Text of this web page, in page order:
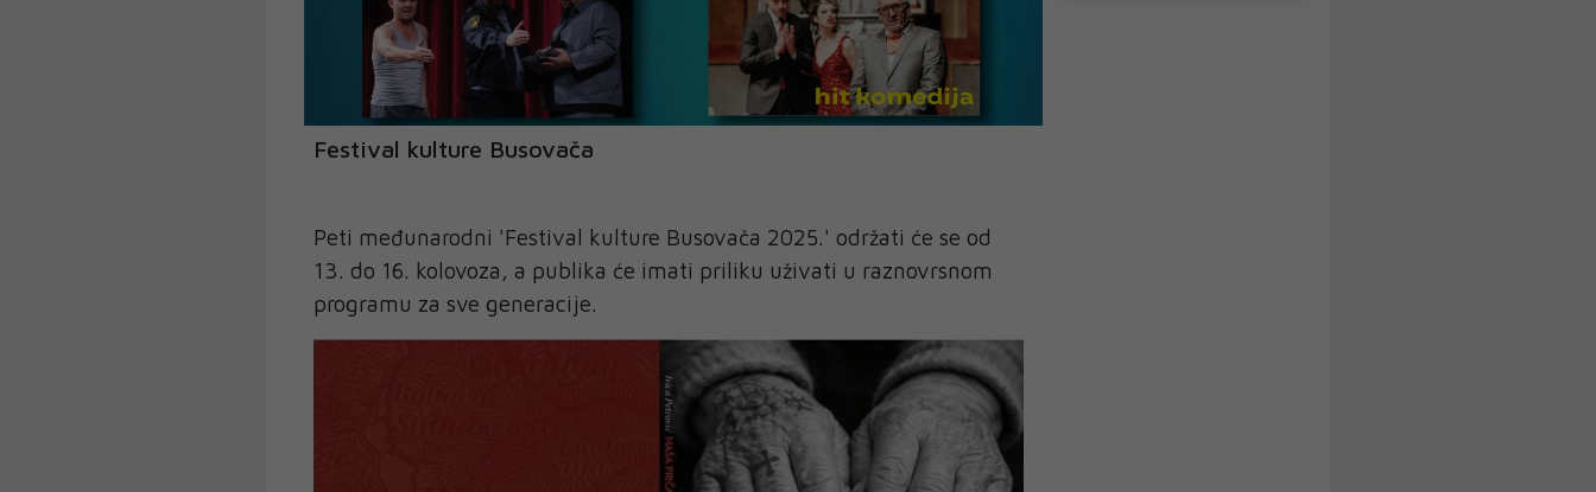
Festival kulture Busovača
Peti međunarodni 'Festival kulture Busovača 2025.' održati će se od
13. do 16. kolovoza, a publika će imati priliku uživati u raznovrsnom
programu za sve generacije.